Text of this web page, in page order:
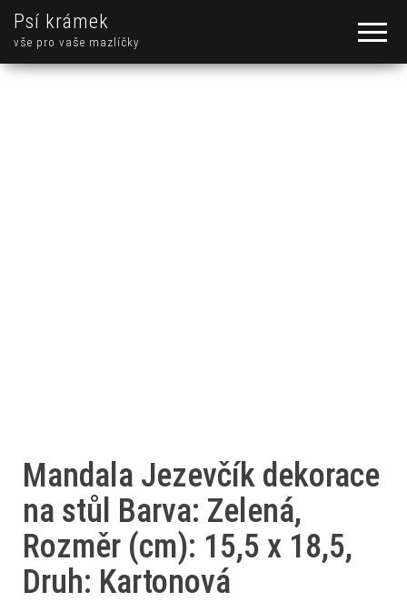
Psí krámek
vše pro vaše mazlíčky
Mandala Jezevčík dekorace
na stůl Barva: Zelená,
Rozměr (cm): 15,5 x 18,5,
Druh: Kartonová